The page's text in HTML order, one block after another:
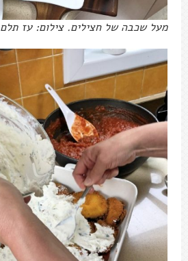
מעל שכבה של חצילים. צילום: עז תלם